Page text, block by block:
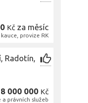
Kč za měsíc
provize RK
Radotín,
000 000 Kč
právních služeb